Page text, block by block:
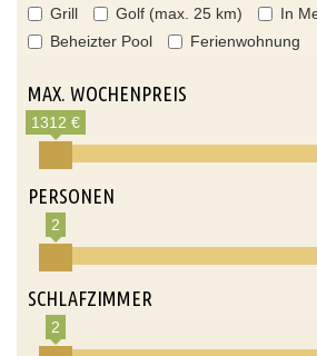
Grill
Golf (max. 25 km)
In
Beheizter Pool
Ferienwohnung
MAX. WOCHENPREIS
1312 €
PERSONEN
2
SCHLAFZIMMER
2